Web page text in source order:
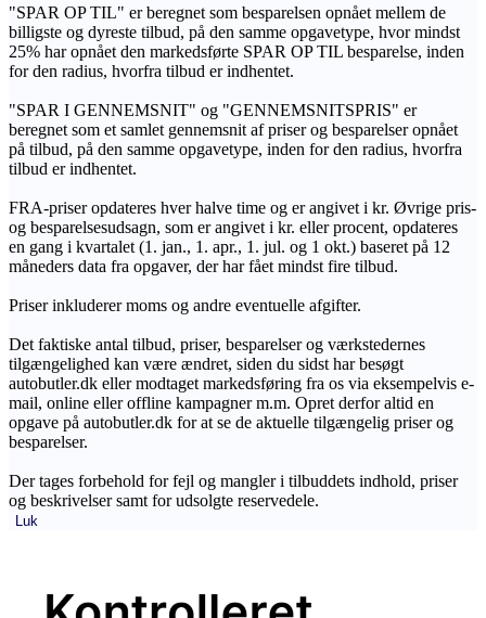
"SPAR OP TIL" er beregnet som besparelsen opnået mellem de
billigste og dyreste tilbud, på den samme opgavetype, hvor mindst
25% har opnået den markedsførte SPAR OP TIL besparelse, inden
for den radius, hvorfra tilbud er indhentet.
"SPAR I GENNEMSNIT" og "GENNEMSNITSPRIS" er
beregnet som et samlet gennemsnit af priser og besparelser opnået
på tilbud, på den samme opgavetype, inden for den radius, hvorfra
tilbud er indhentet.
FRA-priser opdateres hver halve time og er angivet i kr. Øvrige pris-
og besparelsesudsagn, som er angivet i kr. eller procent, opdateres
en gang i kvartalet (1. jan., 1. apr., 1. jul. og 1 okt.) baseret på 12
måneders data fra opgaver, der har fået mindst fire tilbud.
Priser inkluderer moms og andre eventuelle afgifter.
Det faktiske antal tilbud, priser, besparelser og værkstedernes
tilgængelighed kan være ændret, siden du sidst har besøgt
autobutler.dk eller modtaget markedsføring fra os via eksempelvis e-
mail, online eller offline kampagner m.m. Opret derfor altid en
opgave på autobutler.dk for at se de aktuelle tilgængelig priser og
besparelser.
Der tages forbehold for fejl og mangler i tilbuddets indhold, priser
og beskrivelser samt for udsolgte reservedele.
Luk